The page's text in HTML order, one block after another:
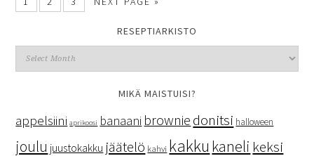
RESEPTIARKISTO
MIKÄ MAISTUISI?
appelsiini aprikoosi banaani brownie donitsi halloween
joulu juustokakku jäätelö kahvi kakku kaneli keksi